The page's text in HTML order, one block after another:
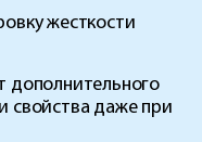
жесткости
дополнительного
свойства даже при